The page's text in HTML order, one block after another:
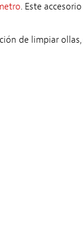
. Este
de limpiar